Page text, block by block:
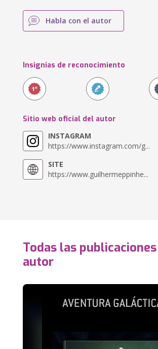
Habla con el autor
Insignias de reconocimiento
Sitio web oficial del autor
INSTAGRAM
https://www.instagram.com/g...
SITE
https://www.guilhermeppinhe...
Todas las
autor